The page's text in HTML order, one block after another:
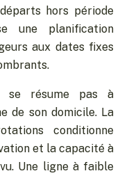
hors période
une planification
aux dates fixes
se résume pas à
de son domicile. La
conditionne
et la capacité à
Une ligne à faible